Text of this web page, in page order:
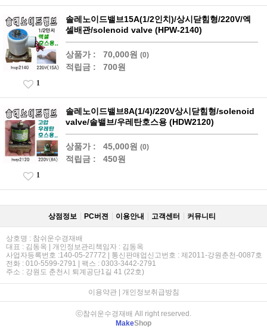
솔레노이드밸브15A(1/2인치)/상시닫힘형/220V/엑
셀배관/solenoid valve (HPW-2140)
상품가 : 70,000원 (0)
적립금 : 700원
1
솔레노이드밸브8A(1/4)/220V상시닫힘형/solenoid
valve/솔밸브/우레탄호스용 (HDW2120)
상품가 : 45,000원 (0)
적립금 : 450원
1
상점정보 PC버젼 이용안내 고객센터 커뮤니티
상호명 : 참쉬운수경재배
대표 : 김동옥 | 개인정보관리책임자 : 김동옥
사업자등록번호 :140-05-27772 | 통신판매업신고번호 : 제2011-강원춘천-0087호
전화 : 010-5599-2791 | 팩스 : 0303-3442-2791
주소 : 강원도 춘천시 퇴계공단1길 41 (22호)
이용약관| 개인정보취급방침
ⓒ참쉬운수경재배 All right reserved.
MakeShop